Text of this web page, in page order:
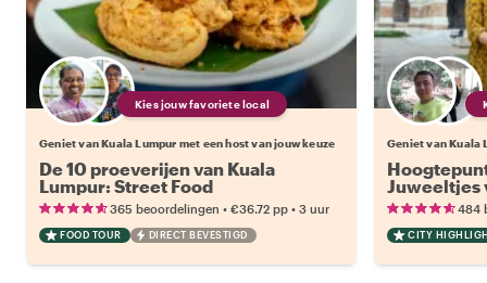
Kies jouw favoriete local
Geniet van Kuala Lumpur met een host van jouw keuze
De 10 proeverijen van Kuala
Lumpur: Street Food
365 beoordelingen • €36.72 pp • 3 uur
FOOD TOUR DIRECT BEVESTIGD
Geniet van Kuala
Juweeltjes
484
CITY